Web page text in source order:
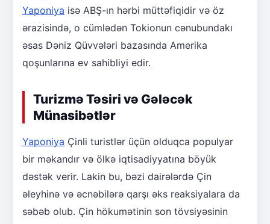
Yaponiya isə ABŞ-ın hərbi müttəfiqidir və öz
ərazisində, o cümlədən Tokionun cənubundakı
əsas Dəniz Qüvvələri bazasında Amerika
qoşunlarına ev sahibliyi edir.
Turizmə Təsiri və Gələcək
Münasibətlər
Yaponiya Çinli turistlər üçün olduqca populyar
bir məkandır və ölkə iqtisadiyyatına böyük
dəstək verir. Lakin bu, bəzi dairələrdə Çin
əleyhinə və əcnəbilərə qarşı əks reaksiyalara da
səbəb olub. Çin hökumətinin son tövsiyəsinin